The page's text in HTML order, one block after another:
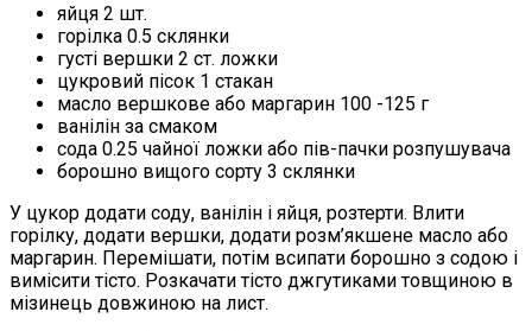
яйця 2 шт.
горілка 0.5 склянки
густі вершки 2 ст. ложки
цукровий пісок 1 стакан
масло вершкове або маргарин 100 -125 г
ванілін за смаком
сода 0.25 чайної ложки або пів-пачки розпушувача
борошно вищого сорту 3 склянки
У цукор додати соду, ванілін і яйця, розтерти. Влити
горілку, додати вершки, додати розм’якшене масло або
маргарин. Перемішати, потім всипати борошно з содою і
вимісити тісто. Розкачати тісто джгутиками товщиною в
мізинець довжиною на лист.